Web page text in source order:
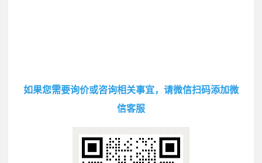
如果您需要询价或咨询相关事宜，请微信扫码添加微
信客服